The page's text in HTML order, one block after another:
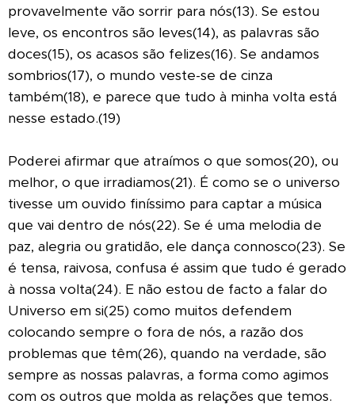
provavelmente vão sorrir para nós(13). Se estou
leve, os encontros são leves(14), as palavras são
doces(15), os acasos são felizes(16). Se andamos
sombrios(17), o mundo veste-se de cinza
também(18), e parece que tudo à minha volta está
nesse estado.(19)
Poderei afirmar que atraímos o que somos(20), ou
melhor, o que irradiamos(21). É como se o universo
tivesse um ouvido finíssimo para captar a música
que vai dentro de nós(22). Se é uma melodia de
paz, alegria ou gratidão, ele dança connosco(23). Se
é tensa, raivosa, confusa é assim que tudo é gerado
à nossa volta(24). E não estou de facto a falar do
Universo em si(25) como muitos defendem
colocando sempre o fora de nós, a razão dos
problemas que têm(26), quando na verdade, são
sempre as nossas palavras, a forma como agimos
com os outros que molda as relações que temos.